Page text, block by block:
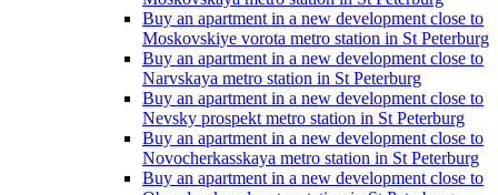
Buy an apartment in a new development close to
Moskovskiye vorota metro station in St Peterburg
Buy an apartment in a new development close to
Narvskaya metro station in St Peterburg
Buy an apartment in a new development close to
Nevsky prospekt metro station in St Peterburg
Buy an apartment in a new development close to
Novocherkasskaya metro station in St Peterburg
Buy an apartment in a new development close to